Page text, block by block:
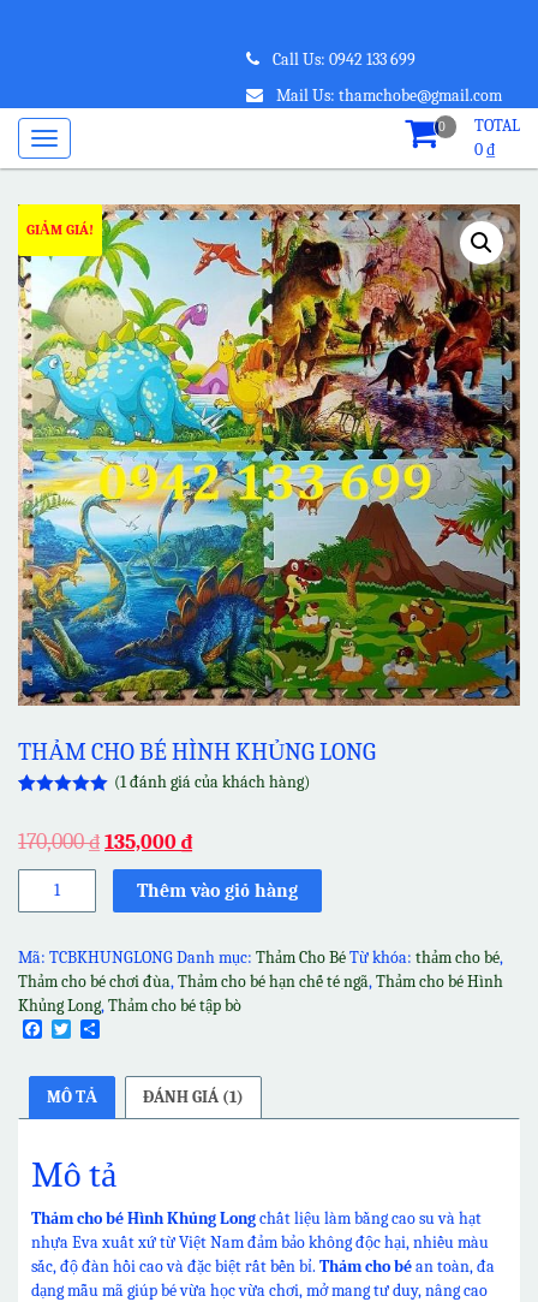
Call Us: 0942 133 699
Mail Us: thamchobe@gmail.com
0
TOTAL
0₫
GIẢM GIÁ!
THẢM CHO BÉ HÌNH KHỦNG LONG
đánh giá
(1đánh giá của khách hàng)
170,000₫ 135,000 ₫
Thảm
Hình
Khủng
Long
số
Thêm vào giỏ hàng
Mã: TCBKHUNGLONGDanh mục: Thảm Cho BéTừ khóa: thảm cho bé,
Thảm cho bé chơi đùa,Thảm cho bé hạn chế té ngã,Thảm cho bé Hình
Khủng Long,Thảm cho bé tập bò
Facebook
Twitter
MÔ TẢ ĐÁNH GIÁ (1)
Mô tả
Thảm cho bé Hình Khủng Longchất liệu làm bằng cao su và hạt
nhựa Eva xuất xứ từ Việt Nam đảm bảo không độc hại, nhiều màu
sắc, độ đàn hồi cao và đặc biệt rất bền bỉ. Thảm cho béan toàn, đa
dạng mẫu mã giúp bé vừa học vừa chơi, mở mang tư duy, nâng cao